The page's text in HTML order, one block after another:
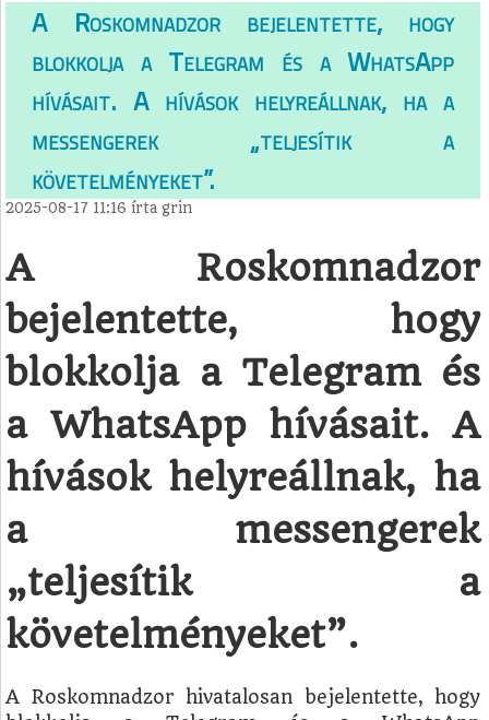
A Roskomnadzor bejelentette, hogy
blokkolja a Telegram és a WhatsApp
hívásait. A hívások helyreállnak, ha a
messengerek „teljesítik a
követelményeket”.
2025-08-17 11:16 írtagrin
A Roskomnadzor
bejelentette, hogy
blokkolja a Telegram és
a WhatsApp hívásait. A
hívások helyreállnak, ha
a messengerek
„teljesítik a
követelményeket”.
A Roskomnadzor hivatalosan bejelentette, hogy